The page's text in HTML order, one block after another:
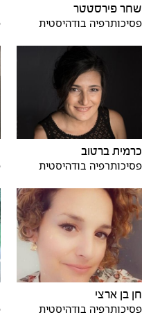
שחר פירסטטר
פסיכותרפיה בודהיסטית
כרמית ברטוב
פסיכותרפיה בודהיסטית
חן בן ארצי
פסיכותרפיה בודהיסטית